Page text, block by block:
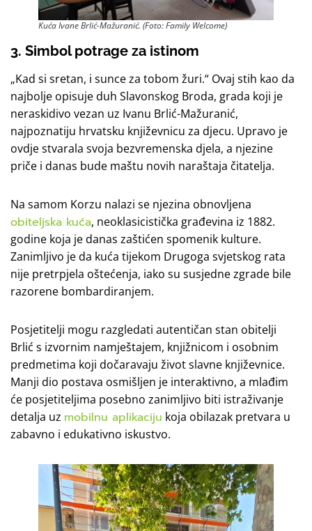
Kuća Ivane Brlić-Mažuranić. (Foto: Family Welcome)
3. Simbol potrage za istinom
„Kad si sretan, i sunce za tobom žuri.“ Ovaj stih kao da
najbolje opisuje duh Slavonskog Broda, grada koji je
neraskidivo vezan uz Ivanu Brlić-Mažuranić,
najpoznatiju hrvatsku književnicu za djecu. Upravo je
ovdje stvarala svoja bezvremenska djela, a njezine
priče i danas bude maštu novih naraštaja čitatelja.
Na samom Korzu nalazi se njezina obnovljena
obiteljska kuća, neoklasicistička građevina iz 1882.
godine koja je danas zaštićen spomenik kulture.
Zanimljivo je da kuća tijekom Drugoga svjetskog rata
nije pretrpjela oštećenja, iako su susjedne zgrade bile
razorene bombardiranjem.
Posjetitelji mogu razgledati autentičan stan obitelji
Brlić s izvornim namještajem, knjižnicom i osobnim
predmetima koji dočaravaju život slavne književnice.
Manji dio postava osmišljen je interaktivno, a mlađim
će posjetiteljima posebno zanimljivo biti istraživanje
detalja uz mobilnu aplikaciju koja obilazak pretvara u
zabavno i edukativno iskustvo.